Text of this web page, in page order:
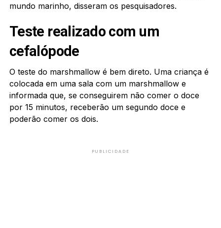
mundo marinho, disseram os pesquisadores.
Teste realizado com um
cefalópode
O teste do marshmallow é bem direto. Uma criança é
colocada em uma sala com um marshmallow e
informada que, se conseguirem não comer o doce
por 15 minutos, receberão um segundo doce e
poderão comer os dois.
PUBLICIDADE